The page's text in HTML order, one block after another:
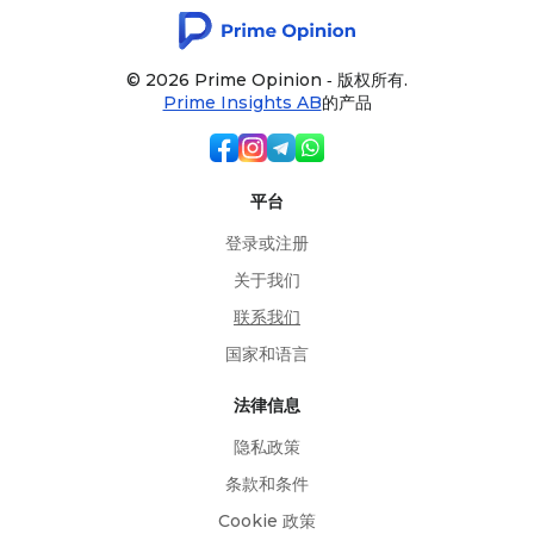
© 2026 Prime Opinion ‐ 版权所有.
Prime Insights AB的产品
平台
登录或注册
关于我们
联系我们
国家和语言
法律信息
隐私政策
条款和条件
Cookie 政策